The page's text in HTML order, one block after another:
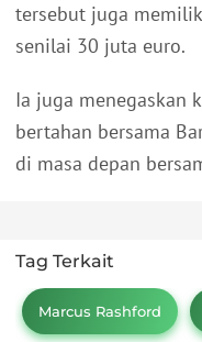
tersebut juga
senilai 30 juta euro.
Ia juga menegaskan
bertahan bersama
di masa depan
Tag Terkait
Marcus Rashford